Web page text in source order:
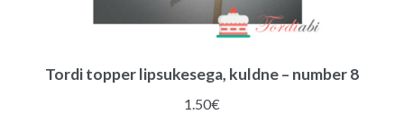
Tordi topper lipsukesega, kuldne – number 8
1.50€